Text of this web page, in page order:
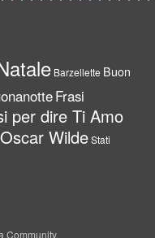
Barzellette Buon
Frasi
per dire Ti Amo
Oscar WildeStati
Community.